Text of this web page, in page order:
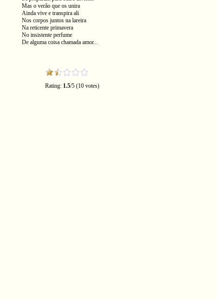
Mas o verão que os unira
Ainda vive e transpira ali
Nos corpos juntos na lareira
Na reticente primavera
No insistente perfume
De alguma coisa chamada amor...
Rating: 1.5/5 (10 votes)